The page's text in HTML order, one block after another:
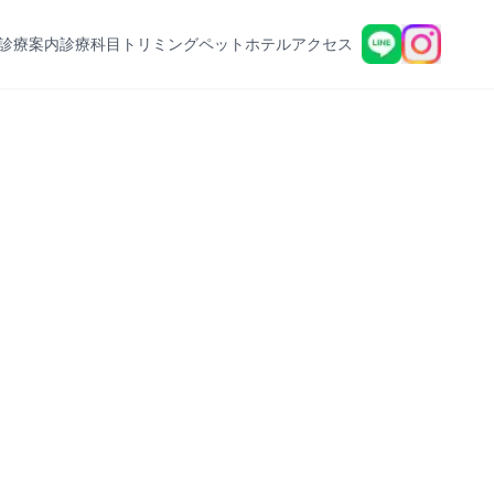
療案内診療科目 トリミングペットホテルアクセス